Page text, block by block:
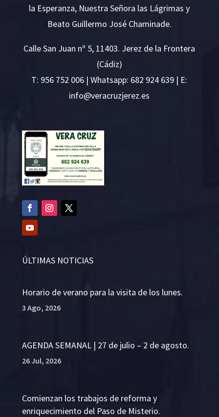
la Esperanza, Nuestra Señora las Lágrimas y
Beato Guillermo José Chaminade.
Calle San Juan nº 5, 11403. Jerez de la Frontera
(Cádiz)
T: 956 752 006 | Whatsapp: 682 924 639 | E:
se.ze
rejzu
rcare
v@ofn
i
ÚLTIMAS NOTICIAS
Horario de verano para la visita de los lunes.
3 Ago, 2026
AGENDA SEMANAL | 27 de julio – 2 de agosto.
26 Jul, 2026
Comienzan los trabajos de reforma y
enriquecimiento del Paso de Misterio.